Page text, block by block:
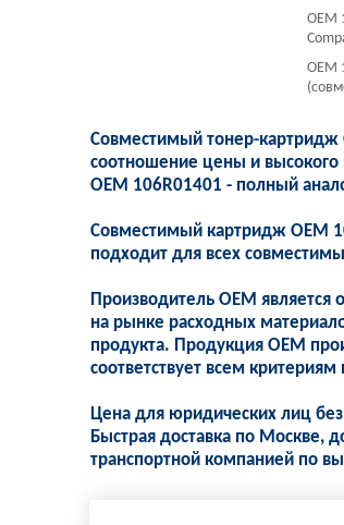
OEM
OEM
Совместимый тонер-картридж
соотношение цены и высокого
OEM 106R01401 - полный
Совместимый картридж OEM
подходит для всех
Производитель OEM
на рынке расходных
продукта. Продукция OEM
соответствует всем
Цена для юридических лиц
Быстрая доставка по Москве,
транспортной компанией по